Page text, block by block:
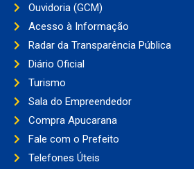
Ouvidoria (GCM)
Acesso à Informação
Radar da Transparência Pública
Diário Oficial
Turismo
Sala do Empreendedor
Compra Apucarana
Fale com o Prefeito
Telefones Úteis